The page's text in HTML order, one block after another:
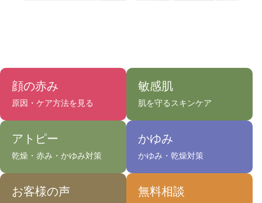
顔の赤み
原因・ケア方法を見る
敏感肌
肌を守るスキンケア
アトピー
乾燥・赤み・かゆみ対策
かゆみ
かゆみ・乾燥対策
お客様の声 無料相談